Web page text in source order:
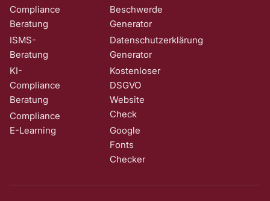
Compliance
Beratung
ISMS-
Beratung
KI-
Compliance
Beratung
Compliance
E-Learning
Beschwerde
Generator
Datenschutzerklärung
Generator
Kostenloser
DSGVO
Website
Check
Google
Fonts
Checker